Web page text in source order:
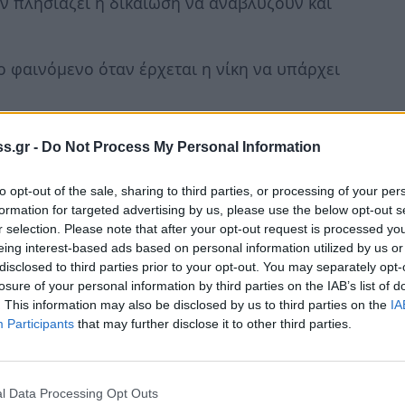
- Do Not Process My Personal Information
opt-out of the sale, sharing to third parties, or processing of your
for targeted advertising by us, please use the below opt-out
selection. Please note that after your opt-out request is processed
interest-based ads based on personal information utilized by us
to third parties prior to your opt-out. You may separately
of your personal information by third parties on the IAB’s list of
This information may also be disclosed by us to third parties on the
Participants that may further disclose it to other third parties.
Data Processing Opt Outs
όταν έρχεται η νίκη να υπάρχει
χείλη ότι το Ίδρυμα «Σταύρος
νέου Νοσοκομείου Σπάρτης. Ο πρόεδρος
πατρίδα του Σταύρου Νιάρχου, την
προ καιρού.
που δημιούργησε αυτή η αναγγελία,
των κτιριακών εγκαταστάσεων των
της Ιερής Μητρόπολης Μονεμβασίας
του Παλαιού Αρχαιολογικού
πικρία εκείνων που, όπως
αλλά βρέθηκαν στη σκιά…